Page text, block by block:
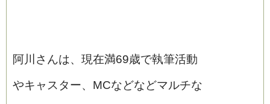
阿川さんは、現在満69歳で執筆活動
やキャスター、MCなどなどマルチな